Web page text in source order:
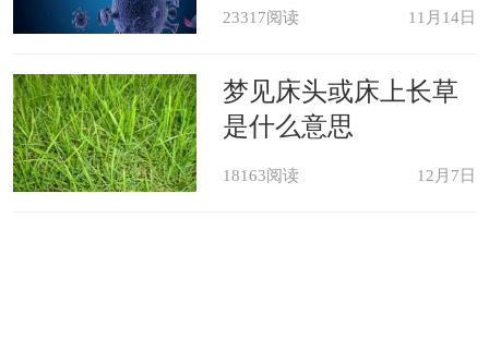
23317阅读 11月14日
梦见床头或床上长草
是什么意思
18163阅读 12月7日